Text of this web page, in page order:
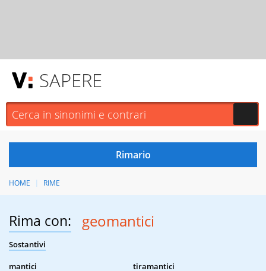
SAPERE
HOME RIME
Rima con: geomantici
Sostantivi
mantici
tiramantici